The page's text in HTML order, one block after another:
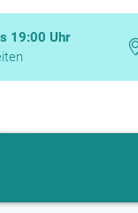
19:00 Uhr